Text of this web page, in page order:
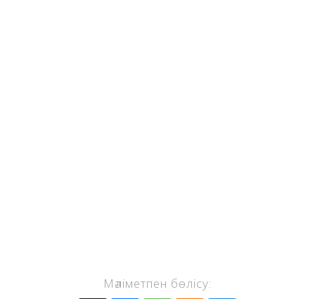
Мәліметпен бөлісу: